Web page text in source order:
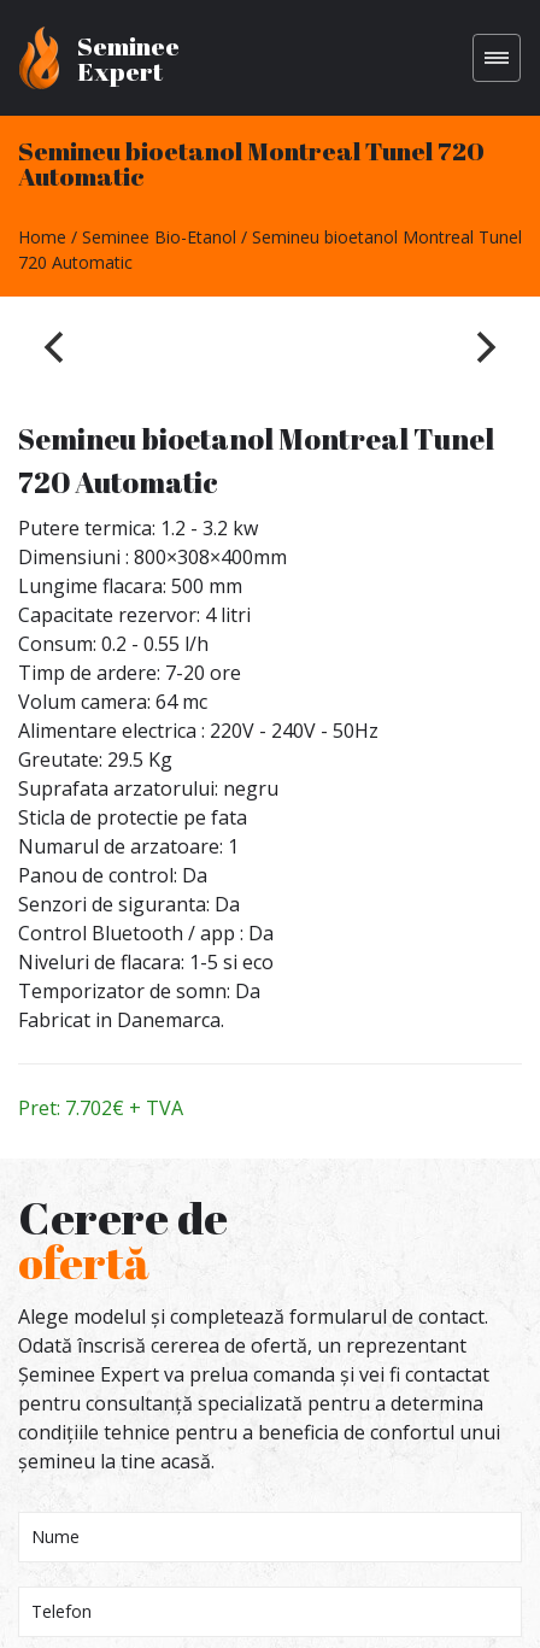
Seminee
Expert
Semineu bioetanol Montreal Tunel 720
Automatic
Home Seminee Bio-Etanol
Semineu bioetanol Montreal Tunel
720 Automatic
Semineu bioetanol Montreal Tunel
720 Automatic
Putere termica: 1.2 - 3.2 kw
Dimensiuni : 800×308×400mm
Lungime flacara: 500 mm
Capacitate rezervor: 4 litri
Consum: 0.2 - 0.55 l/h
Timp de ardere: 7-20 ore
Volum camera: 64 mc
Alimentare electrica : 220V - 240V - 50Hz
Greutate: 29.5 Kg
Suprafata arzatorului: negru
Sticla de protectie pe fata
Numarul de arzatoare: 1
Panou de control: Da
Senzori de siguranta: Da
Control Bluetooth / app : Da
Niveluri de flacara: 1-5 si eco
Temporizator de somn: Da
Fabricat in Danemarca.
Pret: 7.702€ + TVA
Cerere de
ofertă
Alege modelul și completează formularul de contact.
Odată înscrisă cererea de ofertă, un reprezentant
Șeminee Expert va prelua comanda și vei fi contactat
pentru consultanță specializată pentru a determina
condițiile tehnice pentru a beneficia de confortul unui
șemineu la tine acasă.